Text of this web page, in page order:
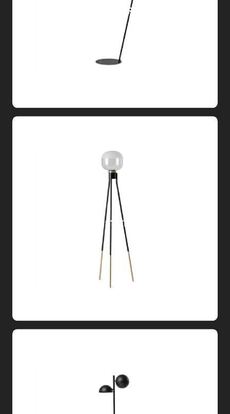
JAPAN TERRA
GHOST TERRA